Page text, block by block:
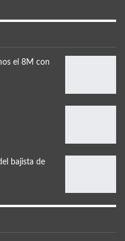
el 8M con
bajista de